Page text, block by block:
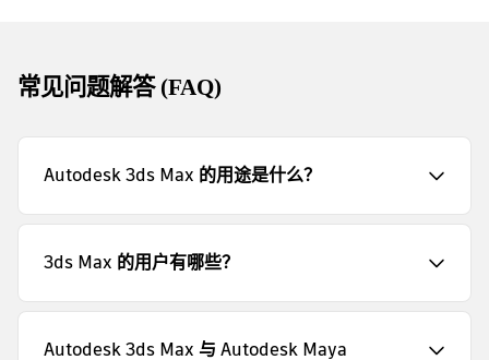
常见问题解答 (FAQ)
Autodesk 3ds Max 的用途是什么？
3ds Max 的用户有哪些？
Autodesk 3ds Max 与 Autodesk Maya